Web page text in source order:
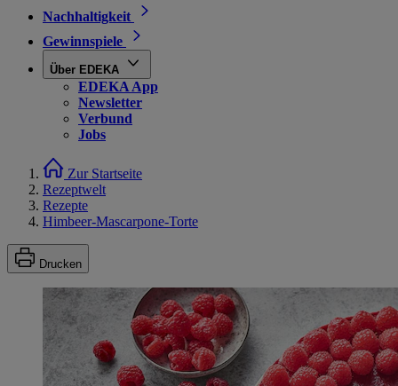
Nachhaltigkeit
Gewinnspiele
Über EDEKA
EDEKA App
Newsletter
Verbund
Jobs
Zur Startseite
Rezeptwelt
Rezepte
Himbeer-Mascarpone-Torte
Drucken